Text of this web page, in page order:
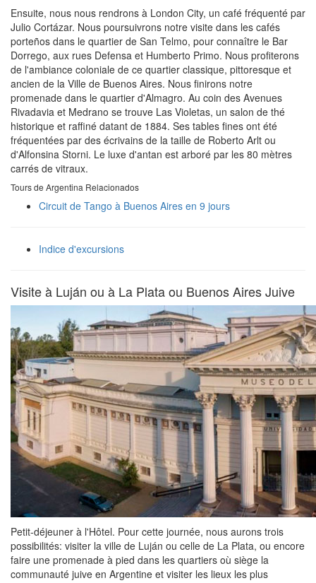
Ensuite, nous nous rendrons à London City, un café fréquenté par
Julio Cortázar. Nous poursuivrons notre visite dans les cafés
porteños dans le quartier de San Telmo, pour connaître le Bar
Dorrego, aux rues Defensa et Humberto Primo. Nous profiterons
de l'ambiance coloniale de ce quartier classique, pittoresque et
ancien de la Ville de Buenos Aires. Nous finirons notre
promenade dans le quartier d'Almagro. Au coin des Avenues
Rivadavia et Medrano se trouve Las Violetas, un salon de thé
historique et raffiné datant de 1884. Ses tables fines ont été
fréquentées par des écrivains de la taille de Roberto Arlt ou
d'Alfonsina Storni. Le luxe d'antan est arboré par les 80 mètres
carrés de vitraux.
Tours de Argentina Relacionados
Circuit de Tango à Buenos Aires en 9 jours
Indice d'excursions
Visite à Luján ou à La Plata ou Buenos Aires Juive
Petit-déjeuner à l'Hôtel. Pour cette journée, nous aurons trois
possibilités: visiter la ville de Luján ou celle de La Plata, ou encore
faire une promenade à pied dans les quartiers où siège la
communauté juive en Argentine et visiter les lieux les plus